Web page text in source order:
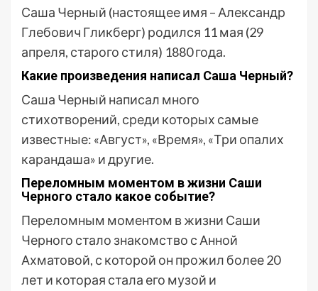
Саша Черный (настоящее имя – Александр
Глебович Гликберг) родился 11 мая (29
апреля, старого стиля) 1880 года.
Какие произведения написал Саша Черный?
Саша Черный написал много
стихотворений, среди которых самые
известные: «Август», «Время», «Три опалих
карандаша» и другие.
Переломным моментом в жизни Саши
Черного стало какое событие?
Переломным моментом в жизни Саши
Черного стало знакомство с Анной
Ахматовой, с которой он прожил более 20
лет и которая стала его музой и